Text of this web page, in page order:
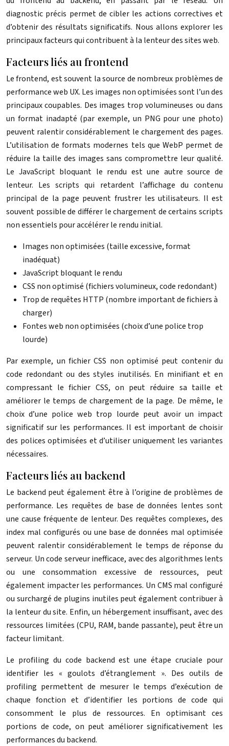
diagnostic précis permet de cibler les actions correctives et
d’obtenir des résultats significatifs. Nous allons explorer les
principaux facteurs qui contribuent à la lenteur des sites web.
Facteurs liés au frontend
Le frontend, est souvent la source de nombreux problèmes de
performance web UX. Les images non optimisées sont l’un des
principaux coupables. Des images trop volumineuses ou dans
un format inadapté (par exemple, un PNG pour une photo)
peuvent ralentir considérablement le chargement des pages.
L’utilisation de formats modernes tels que WebP permet de
réduire la taille des images sans compromettre leur qualité.
Le JavaScript bloquant le rendu est une autre source de
lenteur. Les scripts qui retardent l’affichage du contenu
principal de la page peuvent frustrer les utilisateurs. Il est
souvent possible de différer le chargement de certains scripts
non essentiels pour accélérer le rendu initial.
Images non optimisées (taille excessive, format
inadéquat)
JavaScript bloquant le rendu
CSS non optimisé (fichiers volumineux, code redondant)
Trop de requêtes HTTP (nombre important de fichiers à
charger)
Fontes web non optimisées (choix d’une police trop
lourde)
Par exemple, un fichier CSS non optimisé peut contenir du
code redondant ou des styles inutilisés. En minifiant et en
compressant le fichier CSS, on peut réduire sa taille et
améliorer le temps de chargement de la page. De même, le
choix d’une police web trop lourde peut avoir un impact
significatif sur les performances. Il est important de choisir
des polices optimisées et d’utiliser uniquement les variantes
nécessaires.
Facteurs liés au backend
Le backend peut également être à l’origine de problèmes de
performance. Les requêtes de base de données lentes sont
une cause fréquente de lenteur. Des requêtes complexes, des
index mal configurés ou une base de données mal optimisée
peuvent ralentir considérablement le temps de réponse du
serveur. Un code serveur inefficace, avec des algorithmes lents
ou une consommation excessive de ressources, peut
également impacter les performances. Un CMS mal configuré
ou surchargé de plugins inutiles peut également contribuer à
la lenteur du site. Enfin, un hébergement insuffisant, avec des
ressources limitées (CPU, RAM, bande passante), peut être un
facteur limitant.
Le profiling du code backend est une étape cruciale pour
identifier les « goulots d’étranglement ». Des outils de
profiling permettent de mesurer le temps d’exécution de
chaque fonction et d’identifier les portions de code qui
consomment le plus de ressources. En optimisant ces
portions de code, on peut améliorer significativement les
performances du backend.